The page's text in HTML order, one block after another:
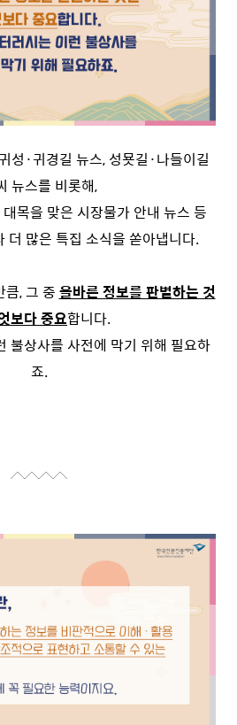
성·귀경길 뉴스, 성묫길·나들이길
뉴스를 비롯해,
목을 맞은 시장물가 안내 뉴스 등
더 많은 특집 소식을 쏟아냅니다.
큼, 그 중 올바른 정보를 판별하는 것
보다 중요합니다.
불상사를 사전에 막기 위해 필요하
죠.